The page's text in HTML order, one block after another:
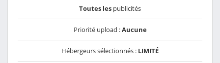
Toutes les publicités
Priorité upload :Aucune
Hébergeurs sélectionnés : LIMITÉ